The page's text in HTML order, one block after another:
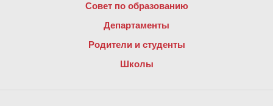
Совет по образованию
Департаменты
Родители и студенты
Школы